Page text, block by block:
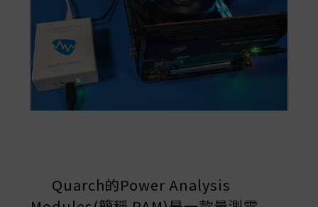
Quarch的Power Analysis